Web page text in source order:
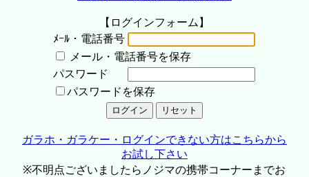
【ログインフォーム】
ﾒｰﾙ・電話番号
メール・電話番号を保存
パスワード
パスワードを保存
ガラホ・ガラケー・ログインできない方はこちらから
お試し下さい
※不明点ございましたらノジマの携帯コーナーまでお